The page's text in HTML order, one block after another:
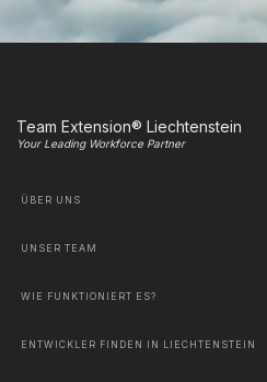
Team Extension® Liechtenstein
Your Leading Workforce Partner
ÜBER UNS
UNSER TEAM
WIE FUNKTIONIERT ES?
ENTWICKLER FINDEN IN LIECHTENSTEIN